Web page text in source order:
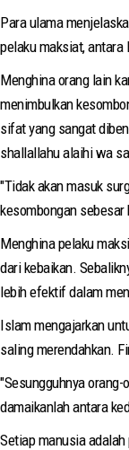
Para ulama
pelaku maksiat, antara
Menghina orang lain
menimbulkan
sifat yang sangat
shallallahu alaihi wa
"Tidak akan masuk
kesombongan
Menghina pelaku
dari kebaikan.
lebih efektif dalam
Islam mengajarkan
saling merendahkan.
"Sesungguhnya orang-
damaikanlah antara
Setiap manusia